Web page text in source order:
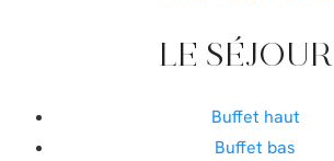
LE SÉJOUR
Buffet haut
Buffet bas